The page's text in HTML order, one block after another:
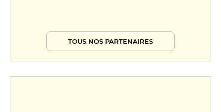
TOUS NOS PARTENAIRES